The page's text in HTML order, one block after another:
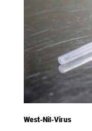
West-Nil-Virus